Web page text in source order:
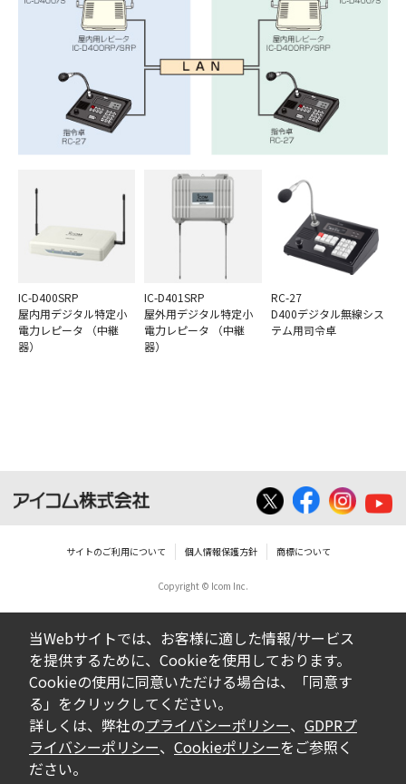
IC-D400SRP
屋内用デジタル特定小
電力レピータ （中継
器）
IC-D401SRP
屋外用デジタル特定小
電力レピータ （中継
器）
RC-27
D400デジタル無線シス
テム用司令卓
サイトのご利用について 個人情報保護方針 商標について
Copyright © Icom Inc.
当Webサイトでは、お客様に適した情報/サービス
を提供するために、Cookieを使用しております。
Cookieの使用に同意いただける場合は、「同意す
る」をクリックしてください。
詳しくは、弊社のプライバシーポリシー、 GDPRプ
ライバシーポリシー、 Cookieポリシーをご参照く
ださい。